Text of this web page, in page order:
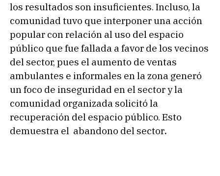
los resultados son insuficientes. Incluso, la
comunidad tuvo que interponer una acción
popular con relación al uso del espacio
público que fue fallada a favor de los vecinos
del sector, pues el aumento de ventas
ambulantes e informales en la zona generó
un foco de inseguridad en el sector y la
comunidad organizada solicitó la
recuperación del espacio público. Esto
demuestra el abandono del sector.